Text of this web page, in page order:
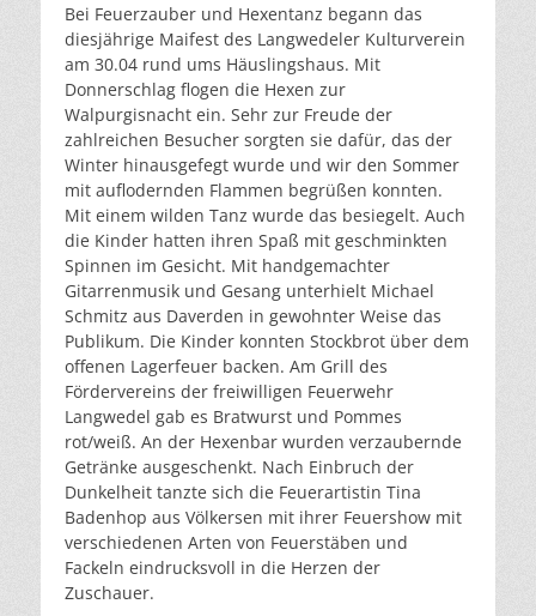
Bei Feuerzauber und Hexentanz begann das
diesjährige Maifest des Langwedeler Kulturverein
am 30.04 rund ums Häuslingshaus. Mit
Donnerschlag flogen die Hexen zur
Walpurgisnacht ein. Sehr zur Freude der
zahlreichen Besucher sorgten sie dafür, das der
Winter hinausgefegt wurde und wir den Sommer
mit auflodernden Flammen begrüßen konnten.
Mit einem wilden Tanz wurde das besiegelt. Auch
die Kinder hatten ihren Spaß mit geschminkten
Spinnen im Gesicht. Mit handgemachter
Gitarrenmusik und Gesang unterhielt Michael
Schmitz aus Daverden in gewohnter Weise das
Publikum. Die Kinder konnten Stockbrot über dem
offenen Lagerfeuer backen. Am Grill des
Fördervereins der freiwilligen Feuerwehr
Langwedel gab es Bratwurst und Pommes
rot/weiß. An der Hexenbar wurden verzaubernde
Getränke ausgeschenkt. Nach Einbruch der
Dunkelheit tanzte sich die Feuerartistin Tina
Badenhop aus Völkersen mit ihrer Feuershow mit
verschiedenen Arten von Feuerstäben und
Fackeln eindrucksvoll in die Herzen der
Zuschauer.